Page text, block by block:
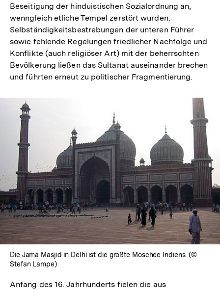
Beseitigung der hinduistischen Sozialordnung an,
wenngleich etliche Tempel zerstört wurden.
Selbständigkeitsbestrebungen der unteren Führer
sowie fehlende Regelungen friedlicher Nachfolge und
Konflikte (auch religiöser Art) mit der beherrschten
Bevölkerung ließen das Sultanat auseinander brechen
und führten erneut zu politischer Fragmentierung.
Lightbox
öffnen
Die Jama Masjid in Delhi ist die größte Moschee Indiens. (©
Stefan Lampe)
Anfang des 16. Jahrhunderts fielen die aus